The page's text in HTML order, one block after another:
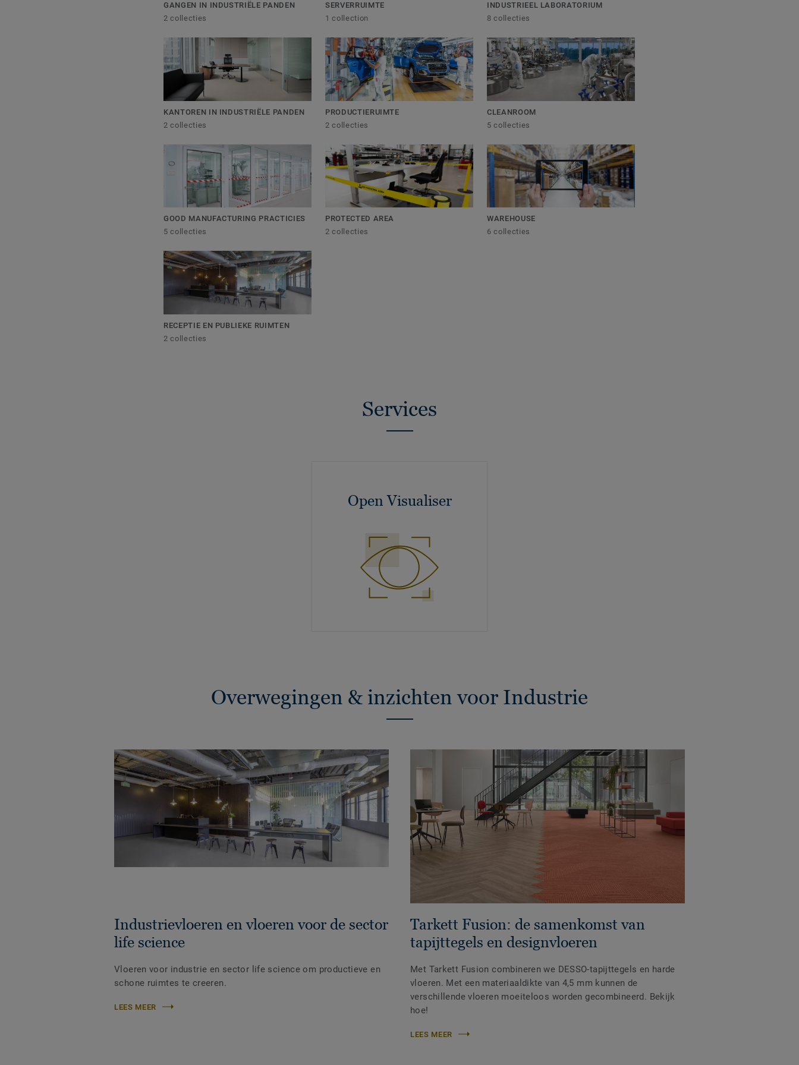
GANGEN IN INDUSTRIËLE PANDEN
2 collecties
SERVERRUIMTE
1 collection
INDUSTRIEEL LABORATORIUM
8 collecties
KANTOREN IN INDUSTRIËLE PANDEN
2 collecties
PRODUCTIERUIMTE
2 collecties
CLEANROOM
5 collecties
GOOD MANUFACTURING PRACTICIES
5 collecties
PROTECTED AREA
2 collecties
WAREHOUSE
6 collecties
RECEPTIE EN PUBLIEKE RUIMTEN
2 collecties
Services
Open Visualiser
Overwegingen & inzichten voor Industrie
Industrievloeren en vloeren voor de sector
life science
Vloeren voor industrie en sector life science om productieve en
schone ruimtes te creeren.
LEES MEER
Tarkett Fusion: de samenkomst van
tapijttegels en designvloeren
Met Tarkett Fusion combineren we DESSO-tapijttegels en harde
vloeren. Met een materiaaldikte van 4,5 mm kunnen de
verschillende vloeren moeiteloos worden gecombineerd. Bekijk
hoe!
LEES MEER